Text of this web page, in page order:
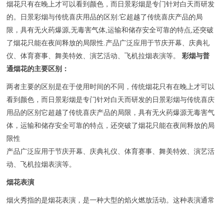
烟花只有在晚上才可以看到颜色，而日景彩烟是专门针对白天而研发
的。日景彩烟与传统喜庆用品的区别:它超越了传统喜庆产品的局
限，具有无火药爆源,无毒害气体,运输和储存安全可靠的特点,还突破
了烟花只能在夜间释放的局限性.产品广泛应用于节庆开幕、庆典礼
仪、体育赛事、舞美特效、演艺活动、飞机拉烟表演等。
彩烟与普
通烟花的主要区别：
两者主要的区别是在于使用时间的不同，传统烟花只有在晚上才可以
看到颜色，而日景彩烟是专门针对白天而研发的日景彩烟与传统喜庆
用品的区别它超越了传统喜庆产品的局限，具有无火药爆源无毒害气
体，运输和储存安全可靠的特点，还突破了烟花只能在夜间释放的局
限性
产品广泛应用于节庆开幕、庆典礼仪、体育赛事、舞美特效、演艺活
动、飞机拉烟表演等。
烟花表演
烟火秀指的是烟花表演，是一种大型的焰火燃放活动。这种表演通常